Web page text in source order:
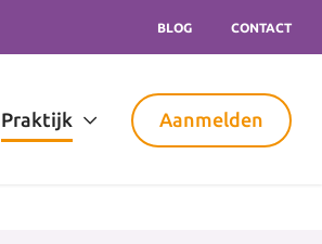
BLOG CONTACT
Praktijk Aanmelden